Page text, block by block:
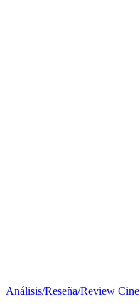
Análisis/Reseña/Review Cine